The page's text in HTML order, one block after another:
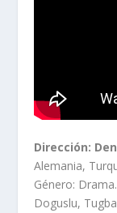
Dirección:
Alemania,
Género:
Doguslu,